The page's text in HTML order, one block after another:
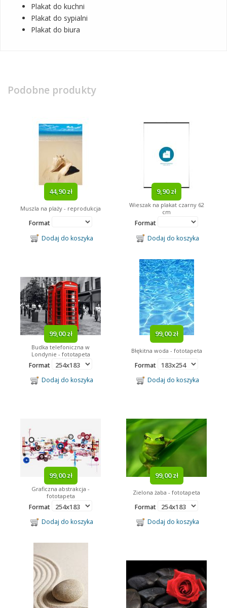
Plakat do kuchni
Plakat do sypialni
Plakat do biura
Podobne produkty
44,90 zł
Muszla na plaży - reprodukcja
Format
Dodaj do koszyka
9,90 zł
Wieszak na plakat czarny 62
cm
Format
Dodaj do koszyka
99,00 zł
Budka telefoniczna w
Londynie - fototapeta
Format
Dodaj do koszyka
99,00 zł
Błękitna woda - fototapeta
Format
Dodaj do koszyka
99,00 zł
Graficzna abstrakcja -
fototapeta
Format
Dodaj do koszyka
99,00 zł
Zielona żaba - fototapeta
Format
Dodaj do koszyka